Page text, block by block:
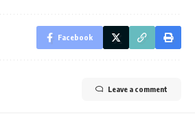
Facebook
Leave a comment